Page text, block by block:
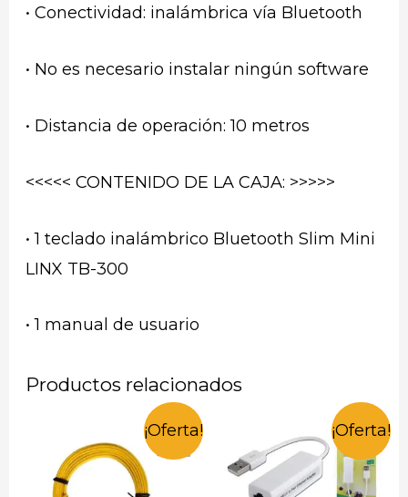
• Conectividad: inalámbrica vía Bluetooth
• No es necesario instalar ningún software
• Distancia de operación: 10 metros
<<<<< CONTENIDO DE LA CAJA: >>>>>
• 1 teclado inalámbrico Bluetooth Slim Mini
LINX TB-300
• 1 manual de usuario
Productos relacionados
¡Oferta! ¡Oferta!